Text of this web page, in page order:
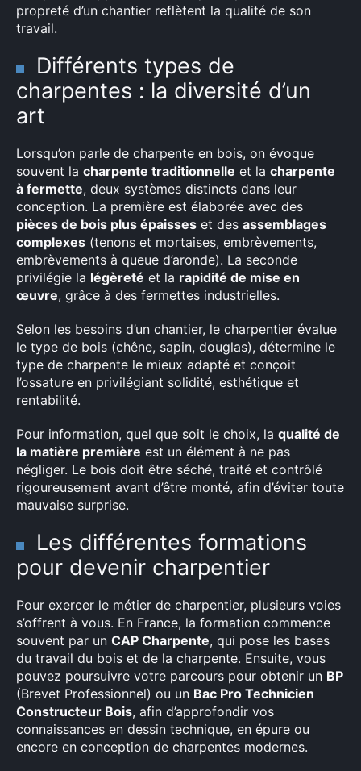
propreté d’un chantier reflètent la qualité de son
travail.
Différents types de
charpentes : la diversité d’un
art
Lorsqu’on parle de charpente en bois, on évoque
souvent la charpente traditionnelle et la charpente
à fermette, deux systèmes distincts dans leur
conception. La première est élaborée avec des
pièces de bois plus épaisses et des assemblages
complexes (tenons et mortaises, embrèvements,
embrèvements à queue d’aronde). La seconde
privilégie la légèreté et la rapidité de mise en
œuvre, grâce à des fermettes industrielles.
Selon les besoins d’un chantier, le charpentier évalue
le type de bois (chêne, sapin, douglas), détermine le
type de charpente le mieux adapté et conçoit
l’ossature en privilégiant solidité, esthétique et
rentabilité.
Pour information, quel que soit le choix, la qualité de
la matière première est un élément à ne pas
négliger. Le bois doit être séché, traité et contrôlé
rigoureusement avant d’être monté, afin d’éviter toute
mauvaise surprise.
Les différentes formations
pour devenir charpentier
Pour exercer le métier de charpentier, plusieurs voies
s’offrent à vous. En France, la formation commence
souvent par un CAP Charpente, qui pose les bases
du travail du bois et de la charpente. Ensuite, vous
pouvez poursuivre votre parcours pour obtenir un BP
(Brevet Professionnel) ou un Bac Pro Technicien
Constructeur Bois, afin d’approfondir vos
connaissances en dessin technique, en épure ou
encore en conception de charpentes modernes.
: